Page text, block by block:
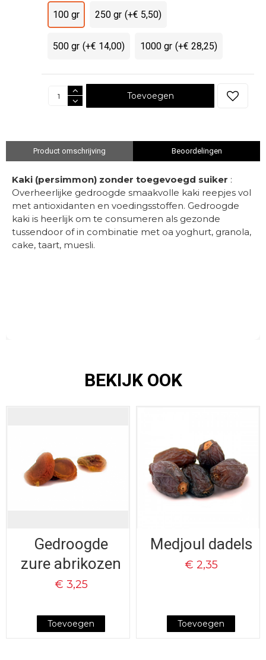
100 gr 250 gr (+€ 5,50)
500 gr (+€ 14,00) 1000 gr (+€ 28,25)
Toevoegen
Product omschrijving Beoordelingen
Kaki (persimmon) zonder toegevoegd suiker :
Overheerlijke gedroogde smaakvolle kaki reepjes vol
met antioxidanten en voedingsstoffen. Gedroogde
kaki is heerlijk om te consumeren als gezonde
tussendoor of in combinatie met oa yoghurt, granola,
cake, taart, muesli.
BEKIJK OOK
Gedroogde
zure abrikozen
€ 3,25
Toevoegen
Medjoul dadels
€ 2,35
Toevoegen